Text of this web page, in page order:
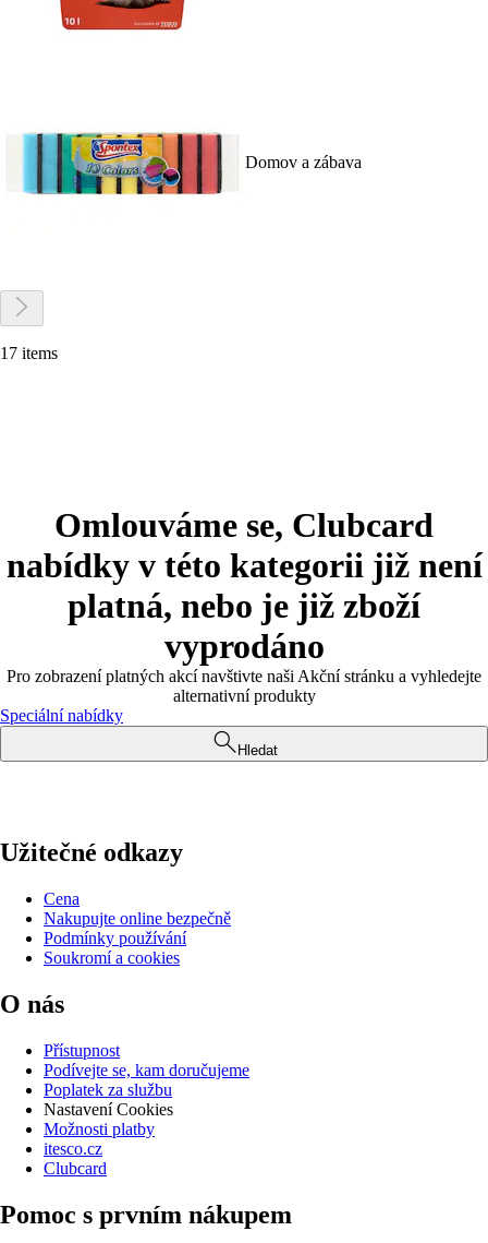
Domov a zábava
17 items
Omlouváme se, Clubcard
nabídky v této kategorii již není
platná, nebo je již zboží
vyprodáno
Pro zobrazení platných akcí navštivte naši Akční stránku a vyhledejte
alternativní produkty
Speciální nabídky
Hledat
Užitečné odkazy
Cena
Nakupujte online bezpečně
Podmínky používání
Soukromí a cookies
O nás
Přístupnost
Podívejte se, kam doručujeme
Poplatek za službu
Nastavení Cookies
Možnosti platby
itesco.cz
Clubcard
Pomoc s prvním nákupem